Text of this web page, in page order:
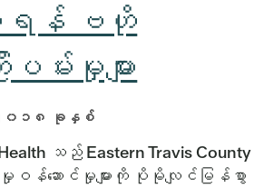
းရန် ဗဟို
ပမ်းမှုများ
၀၁၈ ခုနှစ်
သည် Eastern Travis County
ာက်မှုဝန်ဆောင်မှုများကို ပိုမိုလျင်မြန်စွာ